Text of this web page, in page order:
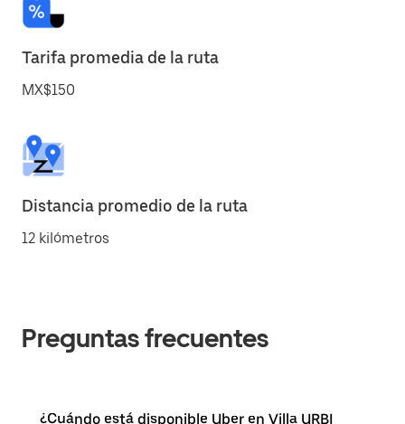
Tarifa promedia de la ruta
MX$150
Distancia promedio de la ruta
12 kilómetros
Preguntas frecuentes
¿Cuándo está disponible Uber en Villa URBI